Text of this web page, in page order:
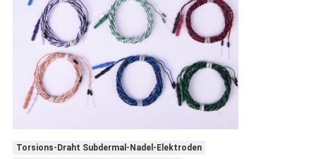
Torsions-Draht Subdermal-Nadel-Elektroden